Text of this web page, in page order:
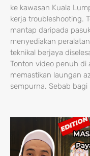
ke kawasan Kuala
kerja troubleshooting.
mantap daripada
menyediakan
teknikal berjaya
Tonton video penuh di
memastikan laungan
sempurna. Sebab